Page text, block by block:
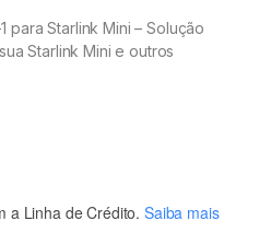
para Starlink Mini – Solução
Starlink Mini e outros
a Linha de Crédito. Saiba mais